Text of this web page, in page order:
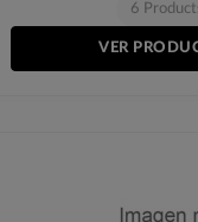
6
VER